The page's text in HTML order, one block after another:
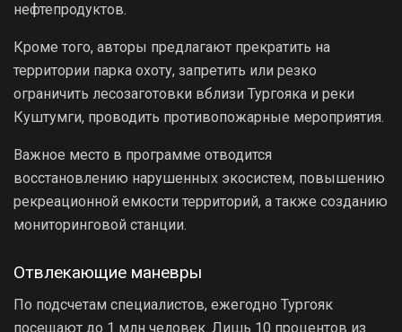
нефтепродуктов.
Кроме того, авторы предлагают прекратить на
территории парка охоту, запретить или резко
ограничить лесозаготовки вблизи Тургояка и реки
Куштумги, проводить противопожарные мероприятия.
Важное место в программе отводится
восстановлению нарушенных экосистем, повышению
рекреационной емкости территорий, а также созданию
мониторинговой станции.
Отвлекающие маневры
По подсчетам специалистов, ежегодно Тургояк
посещают до 1 млн человек. Лишь 10 процентов из